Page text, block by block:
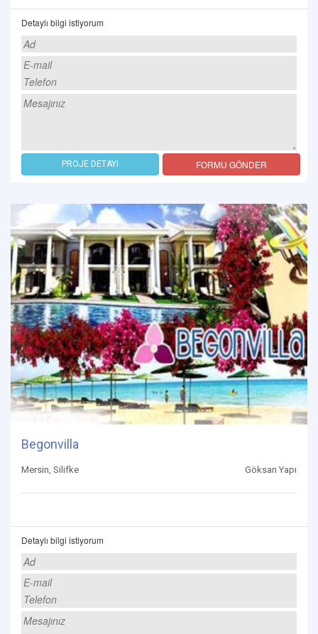
Detaylı bilgi istiyorum
PROJE DETAYI FORMU GÖNDER
Begonvilla
Mersin, Silifke Göksan Yapı
Detaylı bilgi istiyorum